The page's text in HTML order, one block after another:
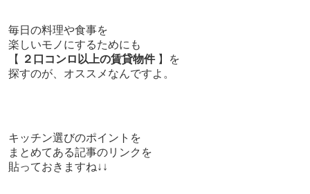
毎日の料理や食事を
楽しいモノにするためにも
【
２口コンロ以上の賃貸物件】を
探すのが、オススメなんですよ。
キッチン選びのポイントを
まとめてある記事のリンクを
貼っておきますね↓↓